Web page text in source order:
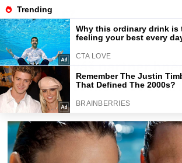
Fajntip.cz Zdraví a vztahy
Máte vy i váš partner
Tohle byste měli vědět
ho vezmete